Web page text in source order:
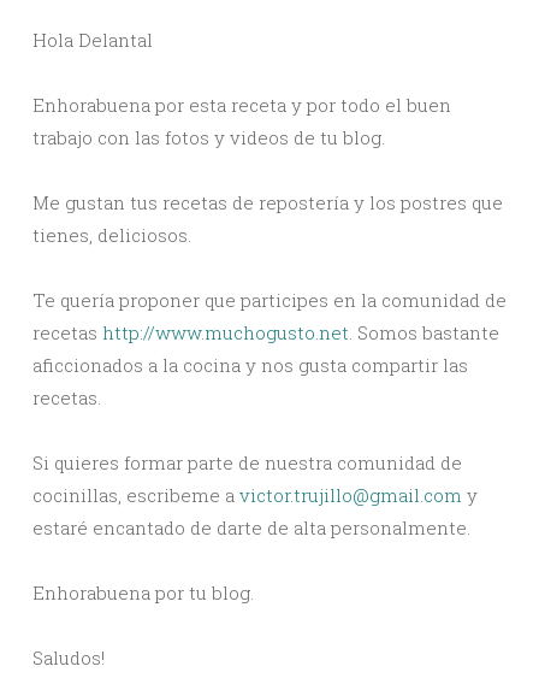
Hola Delantal
Enhorabuena por esta receta y por todo el buen
trabajo con las fotos y videos de tu blog.
Me gustan tus recetas de repostería y los postres que
tienes, deliciosos.
Te quería proponer que participes en la comunidad de
recetas http://www.muchogusto.net. Somos bastante
aficcionados a la cocina y nos gusta compartir las
recetas.
Si quieres formar parte de nuestra comunidad de
cocinillas, escribeme a victor.trujillo@gmail.com y
estaré encantado de darte de alta personalmente.
Enhorabuena por tu blog.
Saludos!